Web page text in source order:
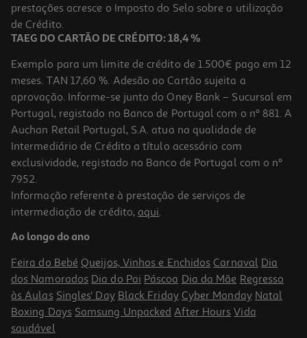
1,89 €
Fermento Royal Padeiro 27.5g
88.93 €/Kg
2,49 €
prestações acresce o Imposto do Selo sobre a utilização
de Crédito.
TAEG DO CARTÃO DE CRÉDITO: 18,4 %
Exemplo para um limite de crédito de 1.500€ pago em 12
meses. TAN 17,60 %. Adesão ao Cartão sujeita a
aprovação. Informe-se junto do Oney Bank – Sucursal em
Portugal, registado no Banco de Portugal com o nº 881. A
Auchan Retail Portugal, S.A. atua na qualidade de
Intermediário de Crédito a título acessório com
exclusividade, registado no Banco de Portugal com o nº
7952.
Informação referente à prestação de serviços de
intermediação de crédito, aqui.
Ao longo do ano
Feira do Bebé Queijos, Vinhos e Enchidos Carnaval Dia
dos Namorados Dia do Pai Páscoa Dia da Mãe Regresso
às Aulas Singles' Day Black Friday Cyber Monday Natal
Boxing Days Samsung Unpacked After Hours Vida
saudável